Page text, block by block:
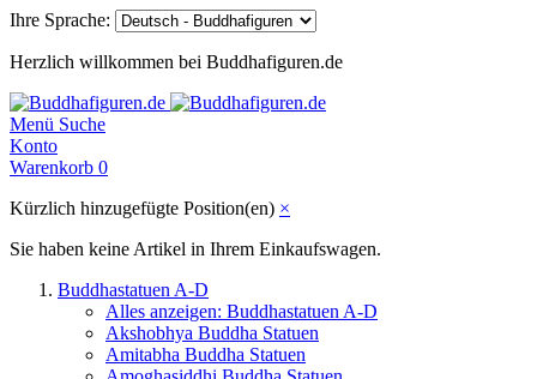
Ihre Sprache:
Herzlich willkommen bei Buddhafiguren.de
Menü Suche
Konto
Warenkorb 0
Kürzlich hinzugefügte Position(en) ×
Sie haben keine Artikel in Ihrem Einkaufswagen.
Buddhastatuen A-D
Alles anzeigen: Buddhastatuen A-D
Akshobhya Buddha Statuen
Amitabha Buddha Statuen